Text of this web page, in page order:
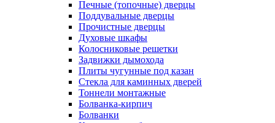
Печные (топочные) дверцы
Поддувальные дверцы
Прочистные дверцы
Духовые шкафы
Колосниковые решетки
Задвижки дымохода
Плиты чугунные под казан
Стекла для каминных дверей
Тоннели монтажные
Болванка-кирпич
Болванки